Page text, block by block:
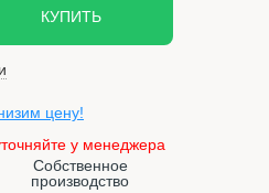
КУПИТЬ
цену!
у менеджера